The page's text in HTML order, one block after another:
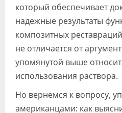
который обеспечивает
надежные результаты
композитных
не отличается от
упомянутой выше
использования раствора.
Но вернемся к вопросу,
американцами: как